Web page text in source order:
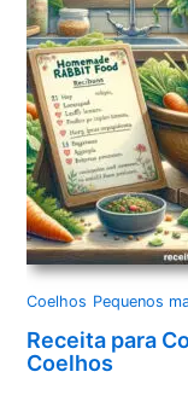
Coelhos Pequenos
Receita para
Coelhos